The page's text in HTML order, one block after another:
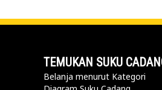
TEMUKAN SUKU
Belanja menurut Kategori